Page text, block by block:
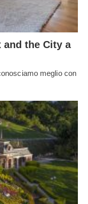
and the City a
meglio con